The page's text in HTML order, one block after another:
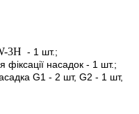
3H - 1 шт.;
насадок - 1 шт.;
G1 - 2 шт, G2 - 1 шт,